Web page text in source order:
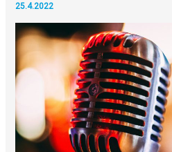
25.4.2022